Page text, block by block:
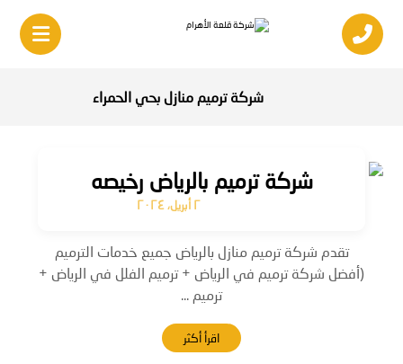
شركة ترميم منازل بحي الحمراء
شركة ترميم بالرياض رخيصه
٢ أبريل، ٢٠٢٤
تقدم شركة ترميم منازل بالرياض جميع خدمات الترميم
(أفضل شركة ترميم في الرياض + ترميم الفلل في الرياض +
ترميم ...
اقرأ أكثر